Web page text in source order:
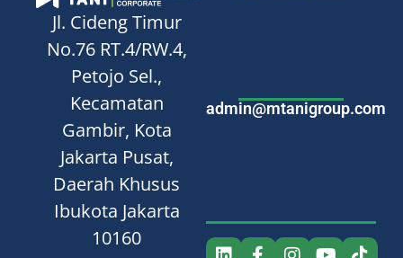
Jl. Cideng Timur
No.76 RT.4/RW.4,
Petojo Sel.,
Kecamatan
Gambir, Kota
Jakarta Pusat,
Daerah Khusus
Ibukota Jakarta
10160
admin@mtanigroup.com